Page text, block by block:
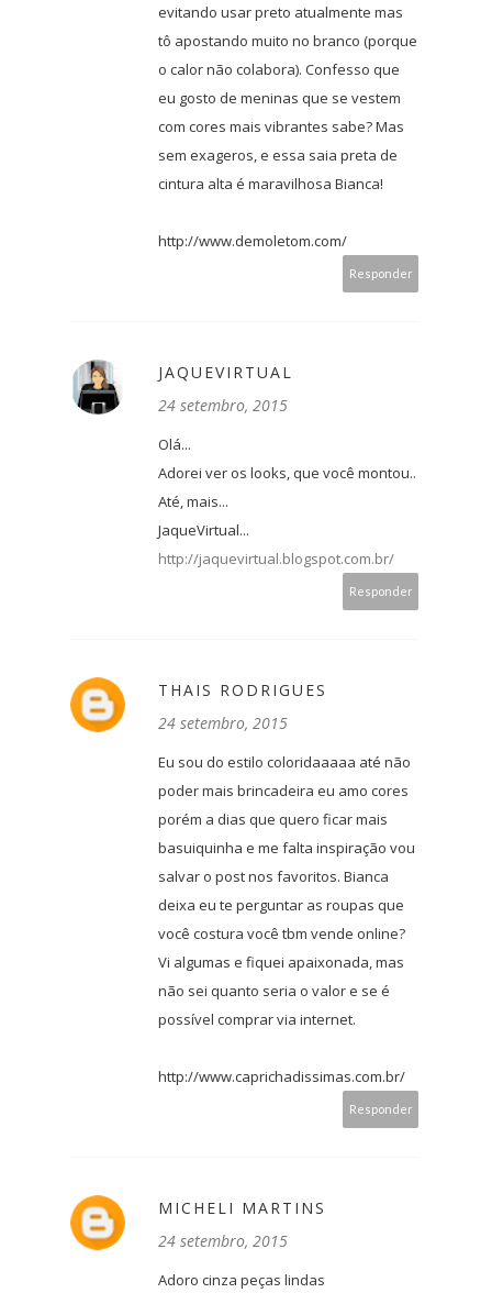
evitando usar preto atualmente mas
tô apostando muito no branco (porque
o calor não colabora). Confesso que
eu gosto de meninas que se vestem
com cores mais vibrantes sabe? Mas
sem exageros, e essa saia preta de
cintura alta é maravilhosa Bianca!
http://www.demoletom.com/
Responder
JAQUEVIRTUAL
24 setembro, 2015
Olá...
Adorei ver os looks, que você montou..
Até, mais...
JaqueVirtual...
http://jaquevirtual.blogspot.com.br/
Responder
THAIS RODRIGUES
24 setembro, 2015
Eu sou do estilo coloridaaaaa até não
poder mais brincadeira eu amo cores
porém a dias que quero ficar mais
basuiquinha e me falta inspiração vou
salvar o post nos favoritos. Bianca
deixa eu te perguntar as roupas que
você costura você tbm vende online?
Vi algumas e fiquei apaixonada, mas
não sei quanto seria o valor e se é
possível comprar via internet.
http://www.caprichadissimas.com.br/
Responder
MICHELI MARTINS
24 setembro, 2015
Adoro cinza peças lindas